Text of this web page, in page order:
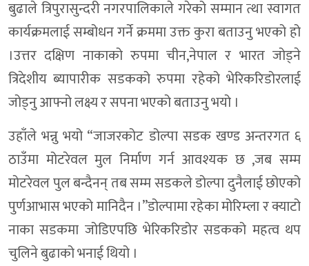
बुढाले त्रिपुरासुन्दरी नगरपालिकाले गरेको सम्मान त्था स्वागत
कार्यक्रमलाई सम्बोधन गर्ने क्रममा उक्त कुरा बताउनु भएको हो
।उत्तर दक्षिण नाकाको रुपमा चीन,नेपाल र भारत जोड्ने
त्रिदेशीय ब्यापारीक सडकको रुपमा रहेको भेरिकरिडोरलाई
जोड्नु आफ्नो लक्ष्य र सपना भएको बताउनु भयो ।
उहाँले भन्नु भयो “जाजरकोट डोल्पा सडक खण्ड अन्तरगत ६
ठाउँमा मोटरेवल मुल निर्माण गर्न आवश्यक छ ,जब सम्म
मोटरेवल पुल बन्दैनन् तब सम्म सडकले डोल्पा दुनैलाई छोएको
पुर्णआभास भएको मानिदैन ।”डोल्पामा रहेका मोरिम्ला र क्याटो
नाका सडकमा जोडिएपछि भेरिकरिडोर सडकको महत्व थप
चुलिने बुढाको भनाई थियो ।